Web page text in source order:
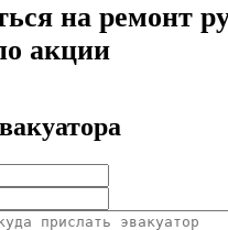
на ремонт
акции